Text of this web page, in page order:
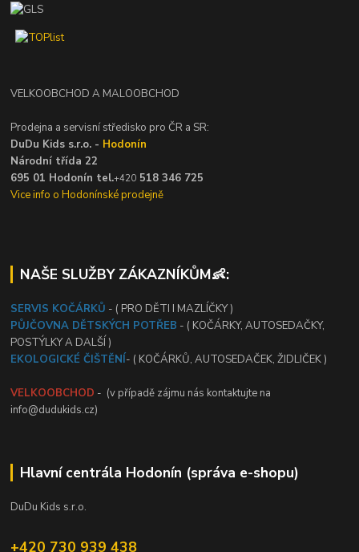
VELKOOBCHOD A MALOOBCHOD
Prodejna a servisní středisko pro ČR a SR:
DuDu Kids s.r.o. - Hodonín
Národní třída 22
695 01 Hodonín tel.+420 518 346 725
Vice info o Hodonínské prodejně
NAŠE SLUŽBY ZÁKAZNÍKŮM👶:
SERVIS KOČÁRKŮ - ( PRO DĚTI I MAZLÍČKY )
PŮJČOVNA DĚTSKÝCH POTŘEB - ( KOČÁRKY, AUTOSEDAČKY,
POSTÝLKY A DALŠÍ )
EKOLOGICKÉ ČIŠTĚNÍ- ( KOČÁRKŮ, AUTOSEDAČEK, ŽIDLIČEK )
VELKOOBCHOD - (v případě zájmu nás kontaktujte na
info@dudukids.cz)
Hlavní centrála Hodonín (správa e-shopu)
DuDu Kids s.r.o.
+420 730 939 438